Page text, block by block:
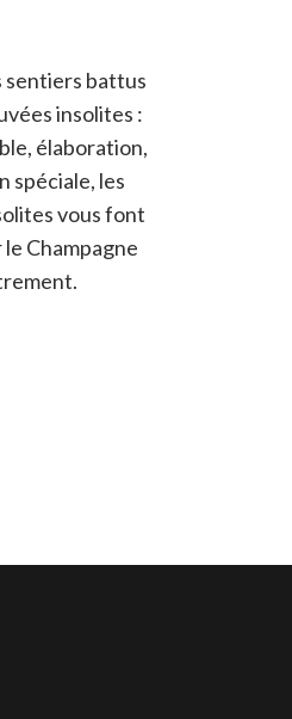
sentiers battus
insolites :
élaboration,
spéciale, les
vous font
Champagne